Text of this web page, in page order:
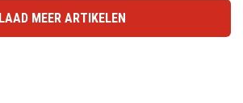
LAAD MEER ARTIKELEN